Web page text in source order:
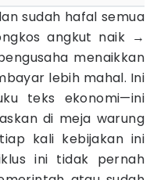
sudah hafal semua
angkut naik →
menaikkan
lebih mahal. Ini
teks ekonomi—ini
di meja warung
kali kebijakan ini
ini tidak pernah